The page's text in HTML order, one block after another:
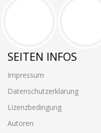
SEITEN INFOS
Impressum
Datenschutzerklärung
Lizenzbedingung
Autoren